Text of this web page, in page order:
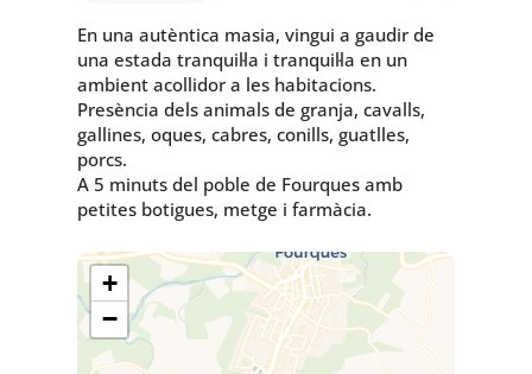
En una autèntica masia, vingui a gaudir de
una estada tranquil·la i tranquil·la en un
ambient acollidor a les habitacions.
Presència dels animals de granja, cavalls,
gallines, oques, cabres, conills, guatlles,
porcs.
A 5 minuts del poble de Fourques amb
petites botigues, metge i farmàcia.
+
−